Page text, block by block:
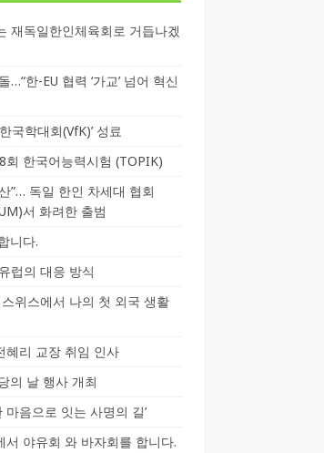
재독일한인체육회로 거듭나겠
…“한-EU 협력 ‘가교’ 넘어 혁신
국학대회(VfK)’ 성료
회 한국어능력시험 (TOPIK)
”… 독일 한인 차세대 협회
서 화려한 출범
니다.
럽의 대응 방식
위스에서 나의 첫 외국 생활
혜리 교장 취임 인사
의 날 행사 개최
마음으로 잇는 사명의 길’
서 야유회 와 바자회를 합니다.